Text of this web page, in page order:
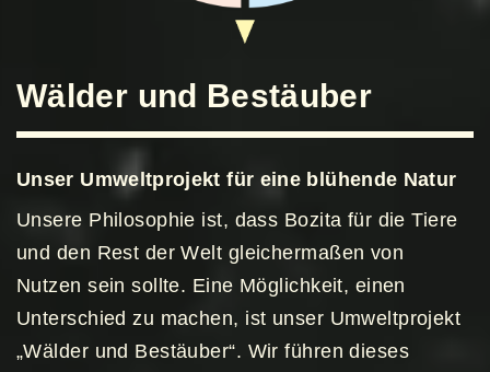
Wälder und Bestäuber
Unser Umweltprojekt für eine blühende Natur
Unsere Philosophie ist, dass Bozita für die Tiere
und den Rest der Welt gleichermaßen von
Nutzen sein sollte. Eine Möglichkeit, einen
Unterschied zu machen, ist unser Umweltprojekt
„Wälder und Bestäuber“. Wir führen dieses